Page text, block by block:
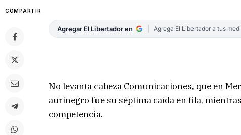
COMPARTIR
Agregar El Libertador en Agrega El Libertador a tus
No levanta cabeza Comunicaciones, que en
aurinegro fue su séptima caída en fila,
competencia.